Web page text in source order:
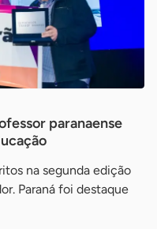
paranaense
na segunda edição
Paraná foi destaque